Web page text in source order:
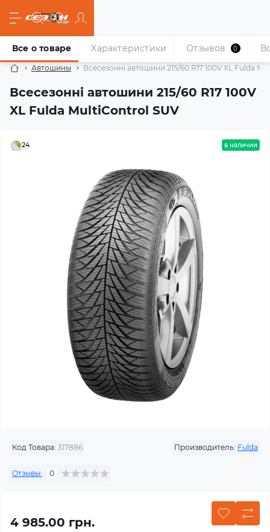
Автошины Всесезонні автошини 215/60 R17 100V XL Fulda
Всесезонні автошини 215/60 R17 100V
XL Fulda MultiControl SUV
Все о товаре Характеристики Отзывов 0
24 в наличии
Код Товара: 317886 Производитель: Fulda
Отзывы: 0
4 985.00 грн.